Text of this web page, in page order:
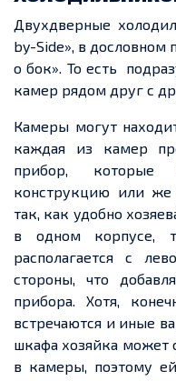
Двухдверные
by-Side», в дословном
о бок». То есть
камер рядом друг с
Камеры могут
каждая из камер
прибор, которые
конструкцию или же
так, как удобно
в одном корпусе,
располагается с
стороны, что
прибора. Хотя,
встречаются и иные
шкафа хозяйка может
в камеры, поэтому